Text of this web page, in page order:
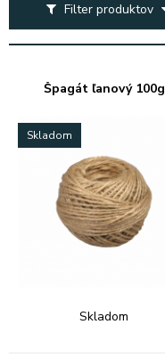
Filter produktov
Špagát ľanový 100g
Skladom
Skladom